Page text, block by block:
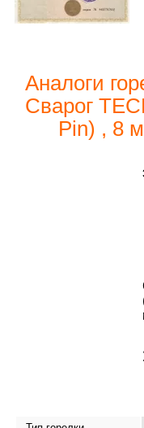
Аналоги
Сварог
Pin) , 8